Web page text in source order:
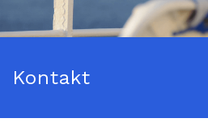
Kontakt